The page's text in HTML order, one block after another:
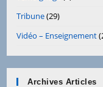
Tribune(29)
Vidéo – Enseignement
Archives Articles